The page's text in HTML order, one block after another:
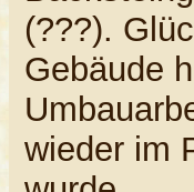
(???).
Gebäude
wieder im